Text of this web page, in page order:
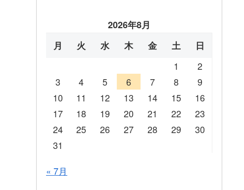
2026年8月
月
火 水 木 金 土
日
1
2
3
4 5 6 7 8
9
10
11 12 13 14 15
16
17
18 19 20 21 22
23
24
25 26 27 28 29
30
31
« 7月